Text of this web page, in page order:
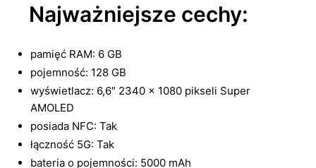
Najważniejsze cechy:
pamięć RAM: 6 GB
pojemność: 128 GB
wyświetlacz: 6,6″ 2340 x 1080 pikseli Super
AMOLED
posiada NFC: Tak
łączność 5G: Tak
bateria o pojemności: 5000 mAh